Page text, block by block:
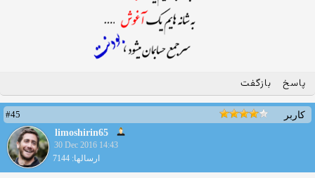
پاسخ بازگفت
کاربر
#45
limoshirin65
30 Dec 2016 14:43
ارسالها: 7144